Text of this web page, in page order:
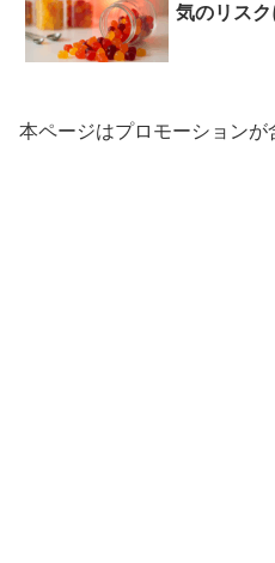
気のリスク
本ページはプロモーションが